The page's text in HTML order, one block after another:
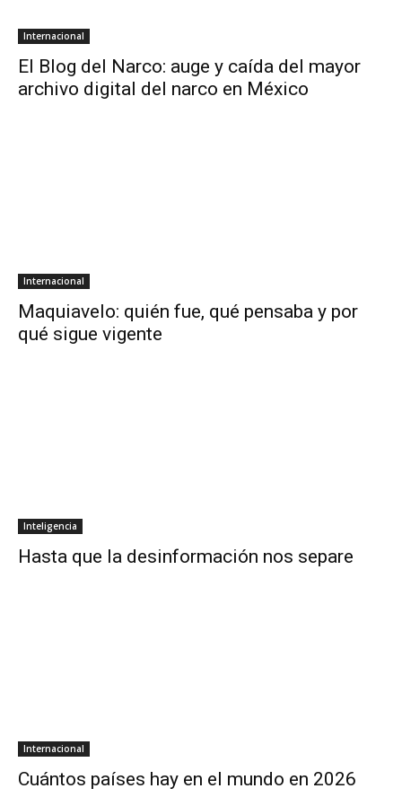
Internacional
El Blog del Narco: auge y caída del mayor
archivo digital del narco en México
Internacional
Maquiavelo: quién fue, qué pensaba y por
qué sigue vigente
Inteligencia
Hasta que la desinformación nos separe
Internacional
Cuántos países hay en el mundo en 2026